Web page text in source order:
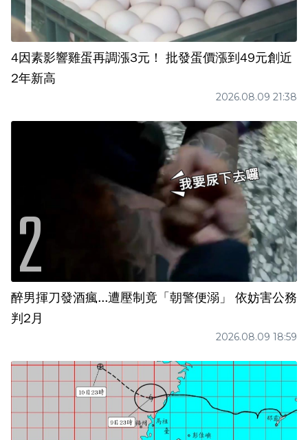
4因素影響雞蛋再調漲3元！ 批發蛋價漲到49元創近
2年新高
2026.08.09 21:38
醉男揮刀發酒瘋...遭壓制竟「朝警便溺」 依妨害公務
判2月
2026.08.09 18:59